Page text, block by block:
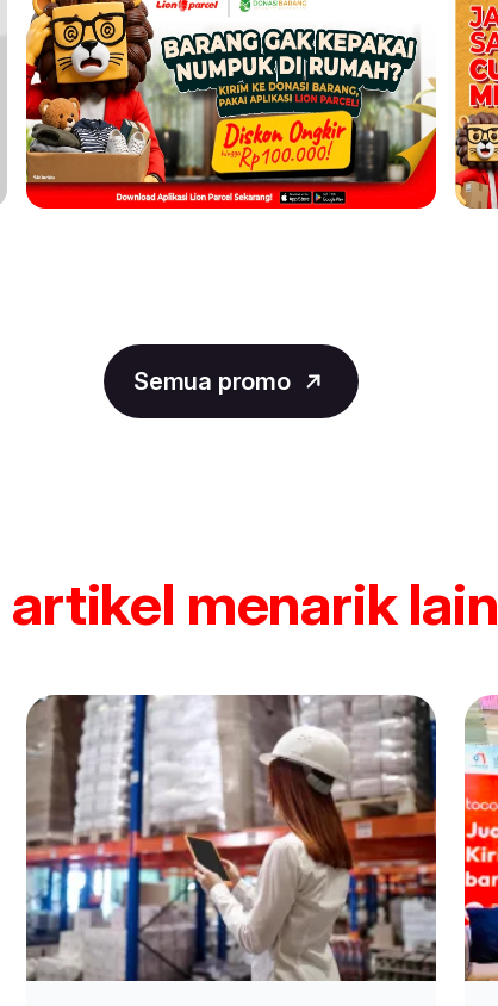
Semua promo
artikel menarik